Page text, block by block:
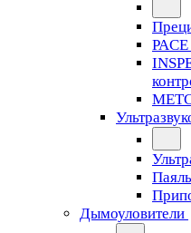
Дымоуловители